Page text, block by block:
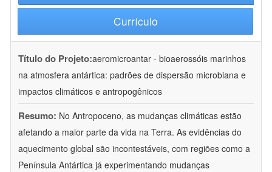
Currículo
Título do Projeto:aeromicroantar - bioaerossóis marinhos
na atmosfera antártica: padrões de dispersão microbiana e
impactos climáticos e antropogênicos
Resumo: No Antropoceno, as mudanças climáticas estão
afetando a maior parte da vida na Terra. As evidências do
aquecimento global são incontestáveis, com regiões como a
Península Antártica já experimentando mudanças